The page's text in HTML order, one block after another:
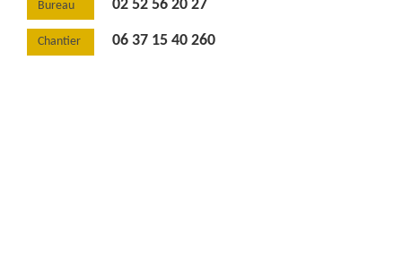
Bureau 02 52 56 20 27
Chantier 06 37 15 40 260